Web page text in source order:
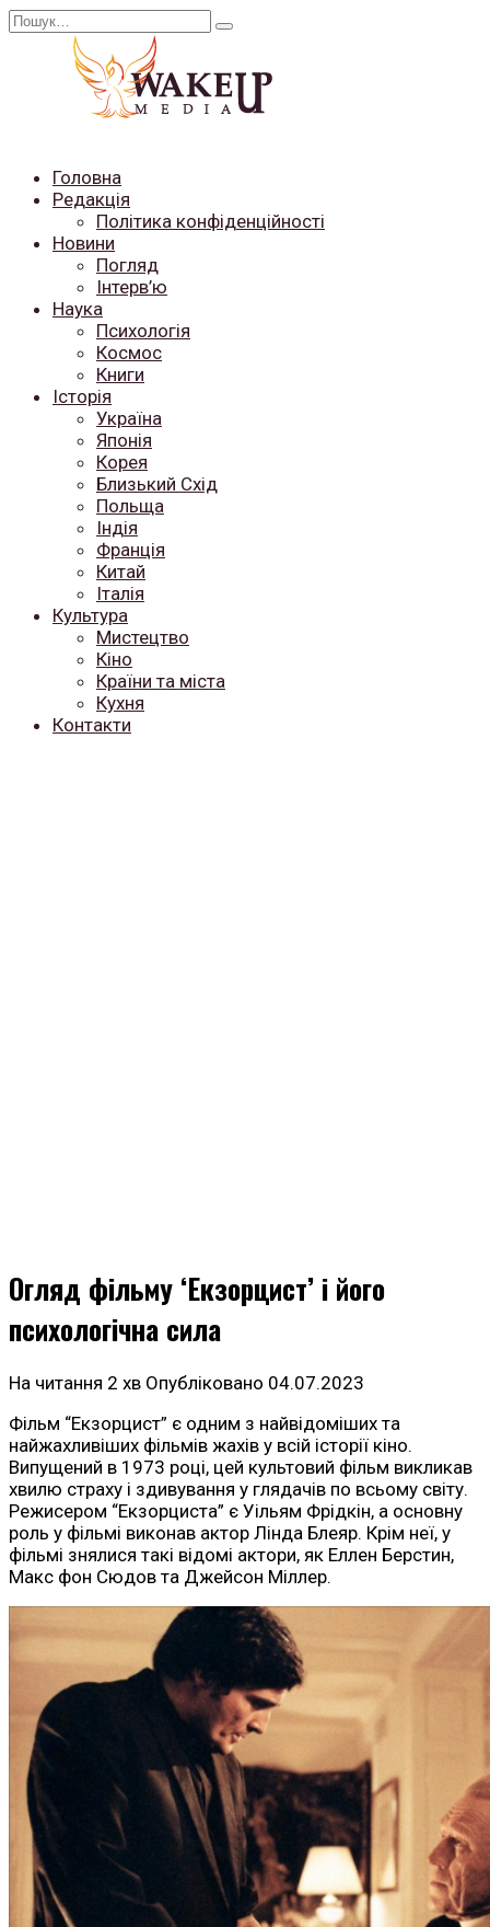
Перейти
Search
Головна
Редакція
Політика конфіденційності
Новини
Погляд
Інтерв’ю
Наука
Психологія
Космос
Книги
Історія
Україна
Японія
Корея
Близький Схід
Польща
Індія
Франція
Китай
Італія
Культура
Мистецтво
Кіно
Країни та міста
Кухня
Контакти
Огляд фільму ‘Екзорцист’ і його
психологічна сила
На читання 2 хв Опубліковано 04.07.2023
Фільм “Екзорцист” є одним з найвідоміших та
найжахливіших фільмів жахів у всій історії кіно.
Випущений в 1973 році, цей культовий фільм викликав
хвилю страху і здивування у глядачів по всьому світу.
Режисером “Екзорциста” є Уільям Фрідкін, а основну
роль у фільмі виконав актор Лінда Блеяр. Крім неї, у
фільмі знялися такі відомі актори, як Еллен Берстин,
Макс фон Сюдов та Джейсон Міллер.